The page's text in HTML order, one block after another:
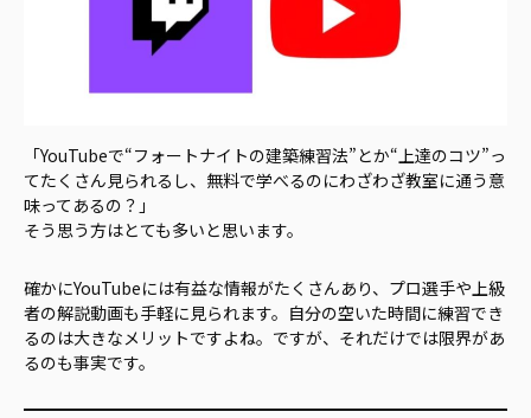
「YouTubeで“フォートナイトの建築練習法”とか“上達のコツ”っ
てたくさん見られるし、無料で学べるのにわざわざ教室に通う意
味ってあるの？」
そう思う方はとても多いと思います。
確かにYouTubeには有益な情報がたくさんあり、プロ選手や上級
者の解説動画も手軽に見られます。自分の空いた時間に練習でき
るのは大きなメリットですよね。ですが、それだけでは限界があ
るのも事実です。